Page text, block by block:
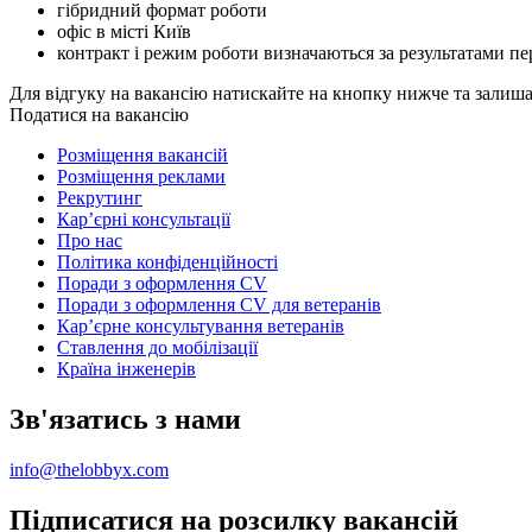
гібридний формат роботи
офіс в місті Київ
контракт і режим роботи визначаються за результатами
Для відгуку на вакансію натискайте на кнопку нижче та
Податися на вакансію
Розміщення вакансій
Розміщення реклами
Рекрутинг
Карʼєрні консультації
Про нас
Політика конфіденційності
Поради з оформлення CV
Поради з оформлення CV для ветеранів
Карʼєрне консультування ветеранів
Ставлення до мобілізації
Країна інженерів
Зв'язатись з нами
info@thelobbyx.com
Підписатися на розсилку вакансій